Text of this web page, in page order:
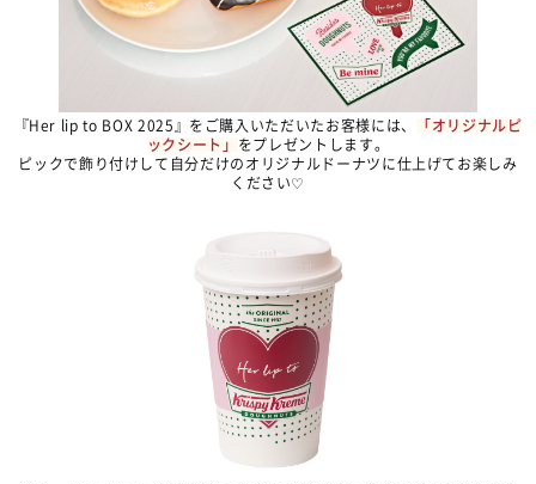
『Her lip to BOX 2025』をご購入いただいたお客様には、
「オリジナルピ
ックシート」
をプレゼントします。
ピックで飾り付けして自分だけのオリジナルドーナツに仕上げてお楽しみ
ください♡